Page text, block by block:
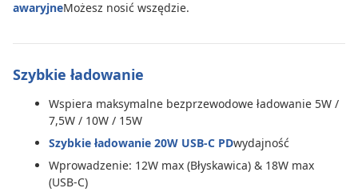
awaryjneMożesz nosić wszędzie.
Szybkie ładowanie
Wspiera maksymalne bezprzewodowe ładowanie 5W /
7,5W / 10W / 15W
Szybkie ładowanie 20W USB-C PDwydajność
Wprowadzenie: 12W max (Błyskawica) & 18W max
(USB-C)